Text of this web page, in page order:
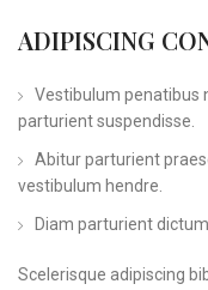
ADIPISCING
Vestibulum penatibus
parturient suspendisse.
Abitur parturient
vestibulum hendre.
Diam parturient
Scelerisque adipiscing